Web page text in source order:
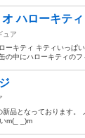
ハローキテ
ュア
ーキティ キティいっぱ
中にハローキティのフ
品となっております。
m(_ _)m